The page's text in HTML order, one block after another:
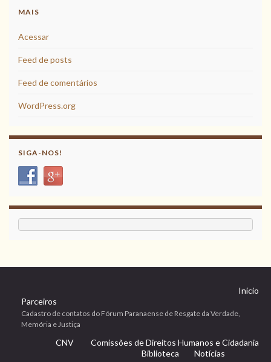
MAIS
Acessar
Feed de posts
Feed de comentários
WordPress.org
SIGA-NOS!
Início
Parceiros
Cadastro de contatos do Fórum Paranaense de Resgate da Verdade,
Memória e Justiça
CNV
Comissões de Direitos Humanos e Cidadania
Biblioteca
Notícias